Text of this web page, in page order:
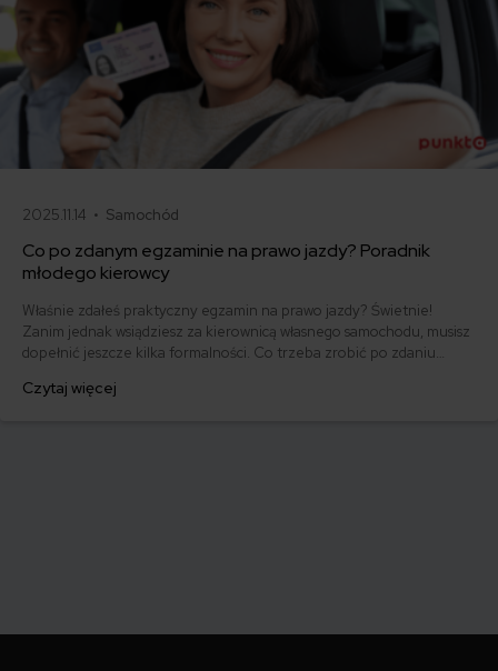
2025.11.14 • Samochód
Co po zdanym egzaminie na prawo jazdy? Poradnik
młodego kierowcy
Właśnie zdałeś praktyczny egzamin na prawo jazdy? Świetnie!
Zanim jednak wsiądziesz za kierownicą własnego samochodu, musisz
dopełnić jeszcze kilka formalności. Co trzeba zrobić po zdaniu
którym szybko załatwisz sprawy urzędowe i będziesz mógł prowadzić
Czytaj więcej